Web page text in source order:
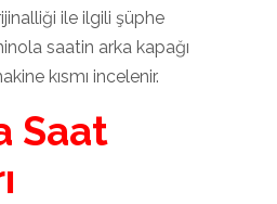
ile ilgili şüphe
saatin arka kapağı
kısmı incelenir.
Saat